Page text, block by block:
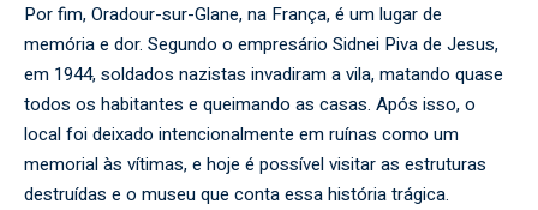
Por fim, Oradour-sur-Glane, na França, é um lugar de
memória e dor. Segundo o empresário Sidnei Piva de Jesus,
em 1944, soldados nazistas invadiram a vila, matando quase
todos os habitantes e queimando as casas. Após isso, o
local foi deixado intencionalmente em ruínas como um
memorial às vítimas, e hoje é possível visitar as estruturas
destruídas e o museu que conta essa história trágica.